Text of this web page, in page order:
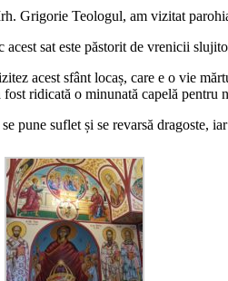
Grigorie Teologul, am vizitat
acest sat este păstorit de vrenicii
acest sfânt locaș, care e o vie
ridicată o minunată capelă pentru
pune suflet și se revarsă dragoste,